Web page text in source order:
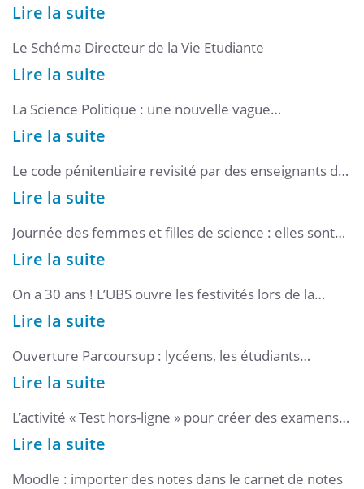
Lire la suite
Le Schéma Directeur de la Vie Etudiante
Lire la suite
La Science Politique : une nouvelle vague
d'engouement dans les Universités Bretonnes
Lire la suite
Le code pénitentiaire revisité par des enseignants de
la faculté Droit & Science Politique
Lire la suite
Journée des femmes et filles de science : elles sont
doctorantes à l’UBS
Lire la suite
On a 30 ans ! L’UBS ouvre les festivités lors de la
cérémonie des vœux 2025
Lire la suite
Ouverture Parcoursup : lycéens, les étudiants
Lire la suite
L’activité « Test hors-ligne » pour créer des examens
papiers avec correction automatique depuis Moodle
Lire la suite
Moodle : importer des notes dans le carnet de notes